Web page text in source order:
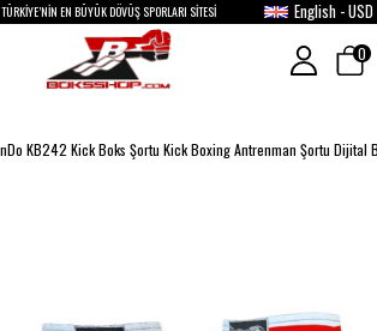
TÜRKİYE’NİN EN BÜYÜK DÖVÜŞ SPORLARI SİTESİ English - USD
0